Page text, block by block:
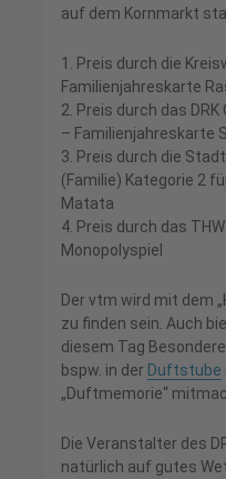
auf dem Kornmarkt
1. Preis durch die
Familienjahreskarte
2. Preis durch das
– Familienjahreskarte
3. Preis durch die
(Familie) Kategorie 2
Matata
4. Preis durch das
Monopolyspiel
Der vtm wird mit dem
zu finden sein. Auch
diesem Tag
bspw. in der Duftstube
„Duftmemorie“
Die Veranstalter des
natürlich auf gutes